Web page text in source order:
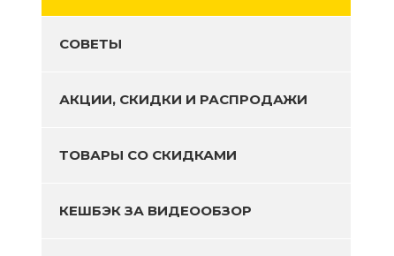
СОВЕТЫ
АКЦИИ, СКИДКИ И РАСПРОДАЖИ
ТОВАРЫ СО СКИДКАМИ
КЕШБЭК ЗА ВИДЕООБЗОР